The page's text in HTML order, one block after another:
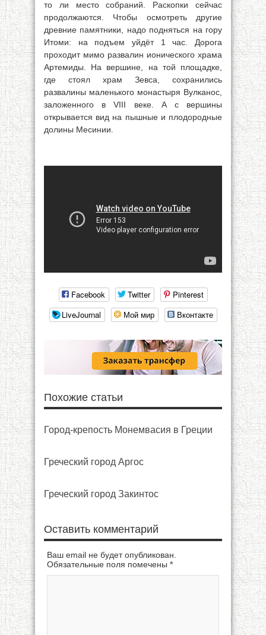
то ли место собраний. Раскопки сейчас
продолжаются. Чтобы осмотреть другие
древние памятники, надо подняться на гору
Итоми: на подъем уйдёт 1 час. Дорога
проходит мимо развалин ионического храма
Артемиды. На вершине, на той площадке,
где стоял храм Зевса, сохранились
развалины маленького монастыря Вулканос,
заложенного в VIII веке. А с вершины
открывается вид на пышные и плодородные
долины Месинии.
Facebook Twitter
Pinterest
LiveJournal
Мой мир Вконтакте
Похожие статьи
Город-крепость Монемвасия в Греции
Греческий город Аргос
Греческий город Закинтос
Оставить комментарий
Ваш email не будет опубликован.
Обязательные поля помечены *